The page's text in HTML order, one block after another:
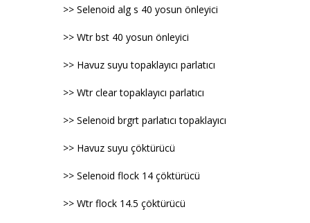
>> Selenoid alg s 40 yosun önleyici
>> Wtr bst 40 yosun önleyici
>> Havuz suyu topaklayıcı parlatıcı
>> Wtr clear topaklayıcı parlatıcı
>> Selenoid brgrt parlatıcı topaklayıcı
>> Havuz suyu çöktürücü
>> Selenoid flock 14 çöktürücü
>> Wtr flock 14.5 çöktürücü